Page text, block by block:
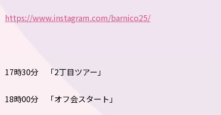
https://www.instagram.com/barnico25/
17時30分 「2丁目ツアー」
18時00分 「オフ会スタート」